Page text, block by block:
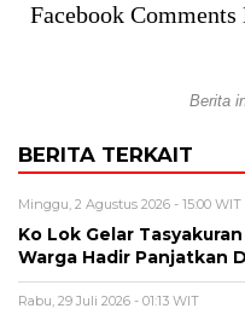
Facebook Comments
Berita
BERITA TERKAIT
Minggu, 2 Agustus 2026 - 15:00 WIT
Ko Lok Gelar
Warga Hadir Panjatkan
Rabu, 29 Juli 2026 - 01:13 WIT